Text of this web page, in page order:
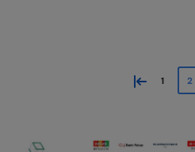
« 1 2